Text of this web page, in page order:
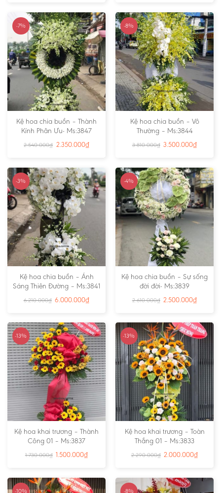
-7%
Kệ hoa chia buồn – Thành
Kính Phân Ưu- Ms:3847
2.540.000₫ 2.350.000₫
-8%
Kệ hoa chia buồn – Vô
Thường – Ms:3844
3.810.000₫ 3.500.000₫
-3%
Kệ hoa chia buồn – Ánh
Sáng Thiên Đường – Ms:3841
6.210.000₫ 6.000.000₫
-4%
Kệ hoa chia buồn – Sự sống
đời đời- Ms:3839
2.610.000₫ 2.500.000₫
-13%
Kệ hoa khai trương – Thành
Công 01 – Ms:3837
1.730.000₫ 1.500.000₫
-13%
Kệ hoa khai trương – Toàn
Thắng 01 – Ms:3833
2.290.000₫ 2.000.000₫
-10% -8%